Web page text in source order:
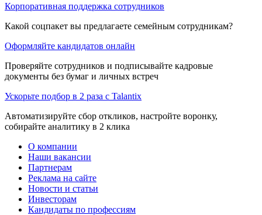
Корпоративная поддержка сотрудников
Какой соцпакет вы предлагаете семейным сотрудникам?
Оформляйте кандидатов онлайн
Проверяйте сотрудников и подписывайте кадровые
документы без бумаг и личных встреч
Ускорьте подбор в 2 раза с Talantix
Автоматизируйте сбор откликов, настройте воронку,
собирайте аналитику в 2 клика
О компании
Наши вакансии
Партнерам
Реклама на сайте
Новости и статьи
Инвесторам
Кандидаты по профессиям